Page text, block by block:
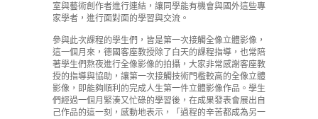
室與藝術創作者進行連結，讓同學能有機會與國外這些專
家學者，進行面對面的學習與交流。
參與此次課程的學生們，皆是第一次接觸全像立體影像，
這一個月來，德國客座教授除了白天的課程指導，也常陪
著學生們熬夜進行全像影像的拍攝，大家非常感謝客座教
授的指導與協助，讓第一次接觸技術門檻較高的全像立體
影像，即能夠順利的完成人生第一件立體影像作品。學生
們經過一個月緊湊又忙碌的學習後，在成果發表會展出自
己作品的這一刻，感動地表示，「過程的辛苦都成為另一